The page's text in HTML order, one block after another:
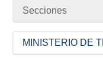
Secciones